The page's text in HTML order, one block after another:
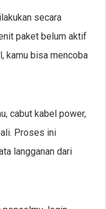
secara
paket belum aktif
kamu bisa mencoba
cabut kabel power,
Proses ini
langganan dari